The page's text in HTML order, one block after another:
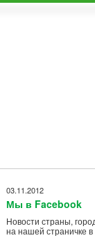
03.11.2012
Мы в Facebook
Новости страны,
на нашей страничке в